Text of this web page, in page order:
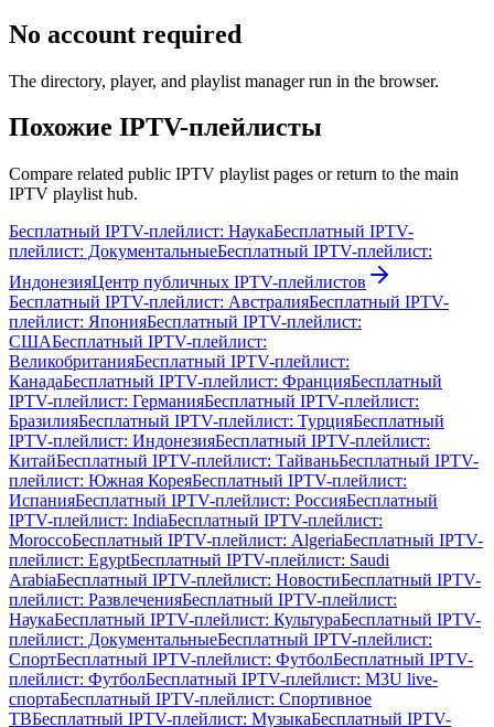
No account required
The directory, player, and playlist manager run in the browser.
Похожие IPTV-плейлисты
Compare related public IPTV playlist pages or return to the main
IPTV playlist hub.
Бесплатный IPTV-плейлист: НаукаБесплатный IPTV-
плейлист: ДокументальныеБесплатный IPTV-плейлист:
ИндонезияЦентр публичных IPTV-плейлистов
Бесплатный IPTV-плейлист: АвстралияБесплатный IPTV-
плейлист: ЯпонияБесплатный IPTV-плейлист:
СШАБесплатный IPTV-плейлист:
ВеликобританияБесплатный IPTV-плейлист:
КанадаБесплатный IPTV-плейлист: ФранцияБесплатный
IPTV-плейлист: ГерманияБесплатный IPTV-плейлист:
БразилияБесплатный IPTV-плейлист: ТурцияБесплатный
IPTV-плейлист: ИндонезияБесплатный IPTV-плейлист:
КитайБесплатный IPTV-плейлист: ТайваньБесплатный IPTV-
плейлист: Южная КореяБесплатный IPTV-плейлист:
ИспанияБесплатный IPTV-плейлист: РоссияБесплатный
IPTV-плейлист: IndiaБесплатный IPTV-плейлист:
MoroccoБесплатный IPTV-плейлист: AlgeriaБесплатный IPTV-
плейлист: EgyptБесплатный IPTV-плейлист: Saudi
ArabiaБесплатный IPTV-плейлист: НовостиБесплатный IPTV-
плейлист: РазвлеченияБесплатный IPTV-плейлист:
НаукаБесплатный IPTV-плейлист: КультураБесплатный IPTV-
плейлист: ДокументальныеБесплатный IPTV-плейлист:
СпортБесплатный IPTV-плейлист: ФутболБесплатный IPTV-
плейлист: ФутболБесплатный IPTV-плейлист: M3U live-
спортаБесплатный IPTV-плейлист: Спортивное
ТВБесплатный IPTV-плейлист: МузыкаБесплатный IPTV-